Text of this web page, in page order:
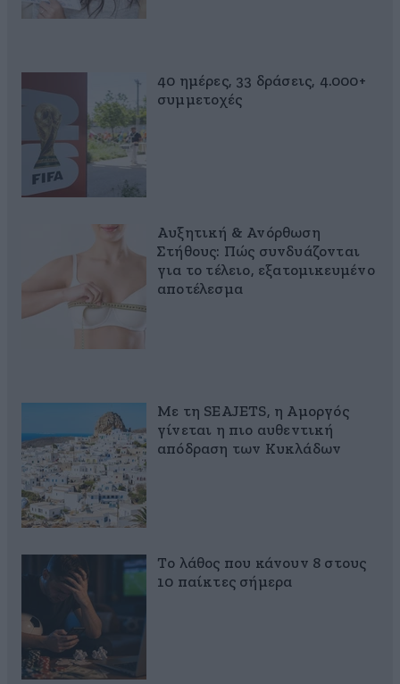
40 ημέρες, 33 δράσεις, 4.000+
συμμετοχές
Αυξητική & Ανόρθωση
Στήθους: Πώς συνδυάζονται
για το τέλειο, εξατομικευμένο
αποτέλεσμα
Με τη SEAJETS, η Αμοργός
γίνεται η πιο αυθεντική
απόδραση των Κυκλάδων
Το λάθος που κάνουν 8 στους
10 παίκτες σήμερα